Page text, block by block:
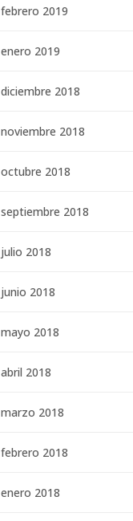
febrero 2019
enero 2019
diciembre 2018
noviembre 2018
octubre 2018
septiembre 2018
julio 2018
junio 2018
mayo 2018
abril 2018
marzo 2018
febrero 2018
enero 2018